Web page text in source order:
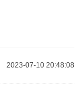
2023-07-10 20:48:08